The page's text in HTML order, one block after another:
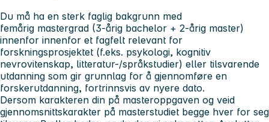
Du må ha en sterk faglig bakgrunn med
femårig mastergrad (3-årig bachelor + 2-årig master)
innenfor innenfor et fagfelt relevant for
forskningsprosjektet (f.eks. psykologi, kognitiv
nevrovitenskap, litteratur-/språkstudier) eller tilsvarende
utdanning som gir grunnlag for å gjennomføre en
forskerutdanning, fortrinnsvis av nyere dato.
Dersom karakteren din på masteroppgaven og veid
gjennomsnittskarakter på masterstudiet begge hver for seg